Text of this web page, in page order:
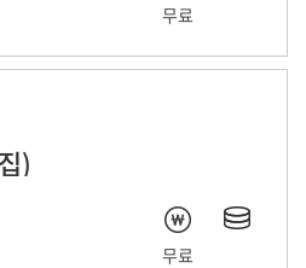
무료
)
무료